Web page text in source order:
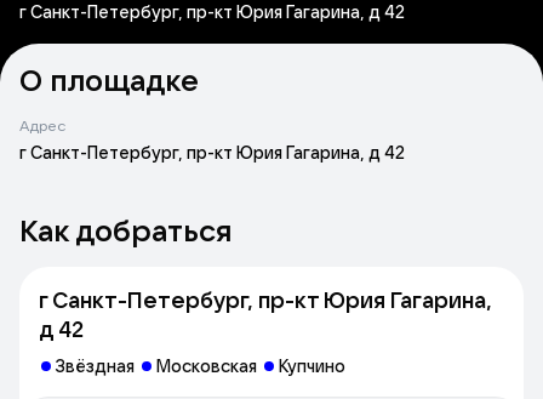
г Санкт-Петербург, пр-кт Юрия Гагарина, д 42
О площадке
Адрес
г Санкт-Петербург, пр-кт Юрия Гагарина, д 42
Как добраться
г Санкт-Петербург, пр-кт Юрия Гагарина,
д 42
Звёздная Московская Купчино